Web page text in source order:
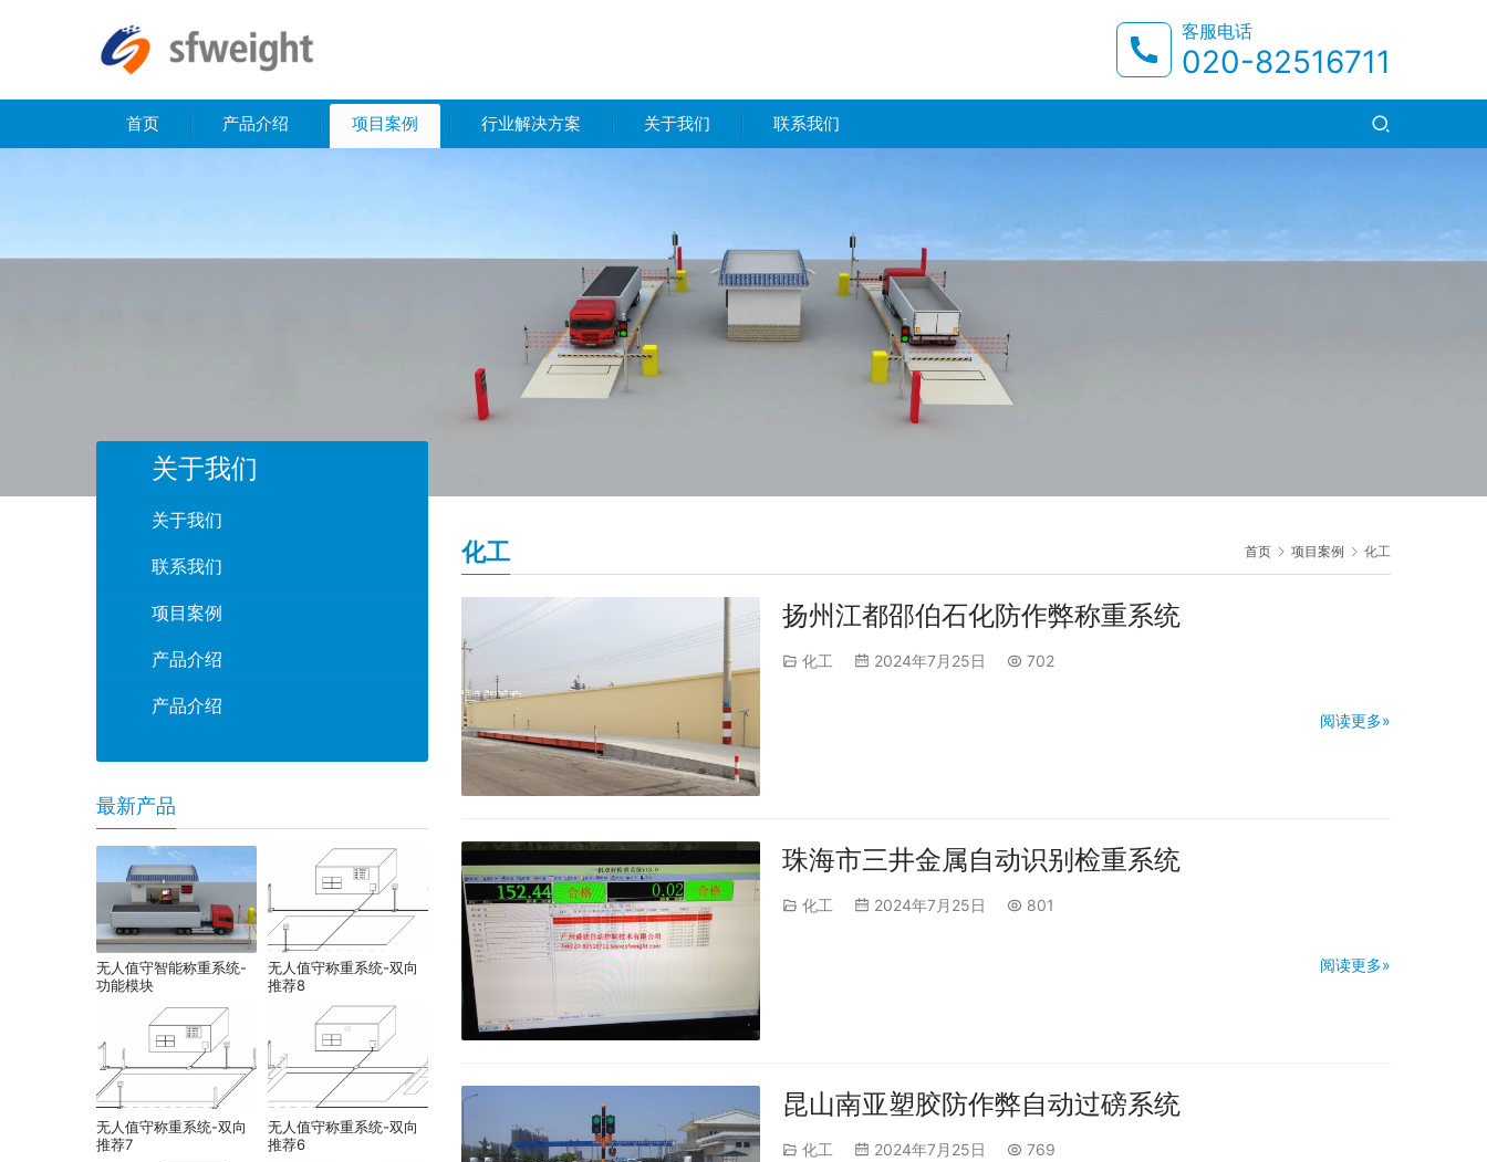
客服电话
020-82516711
首页 产品介绍 项目案例 行业解决方案 关于我们 联系我们
首页 项目案例 化工
化工
扬州江都邵伯石化防作弊称重系统
化工 2024年7月25日 702
阅读更多»
珠海市三井金属自动识别检重系统
化工 2024年7月25日 801
阅读更多»
昆山南亚塑胶防作弊自动过磅系统
化工 2024年7月25日 769
关于我们
关于我们
联系我们
项目案例
产品介绍
产品介绍
最新产品
无人值守智能称重系统-
功能模块
无人值守称重系统-双向
推荐8
无人值守称重系统-双向
推荐7
无人值守称重系统-双向
推荐6